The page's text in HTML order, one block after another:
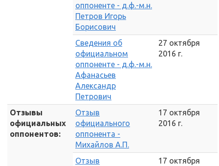
оппоненте - д.ф.-м.н.
Петров Игорь
Борисович
Сведения об
официальном
оппоненте - д.ф.-м.н.
Афанасьев
Александр
Петрович
27 октября
2016 г.
Отзывы
официальных
оппонентов:
Отзыв
официального
оппонента -
Михайлов А.П.
17 октября
2016 г.
Отзыв
17 октября